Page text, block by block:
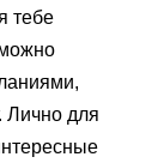
тебе
Лично для